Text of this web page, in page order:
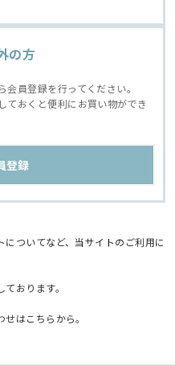
の方
員登録を行ってください。
ておくと便利にお買い物ができ
ついてなど、当サイトのご利用に
おります。
はこちらから。